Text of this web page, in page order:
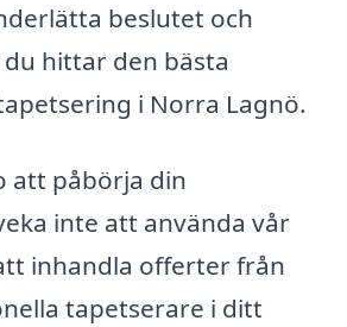
beslutet och
hittar den bästa
i Norra Lagnö.
att påbörja din
inte att använda vår
inhandla offerter från
tapetserare i ditt